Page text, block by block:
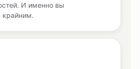
И именно вы
крайним.